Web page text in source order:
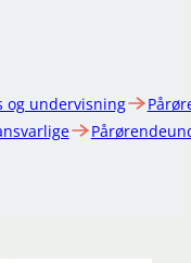
og undervisning